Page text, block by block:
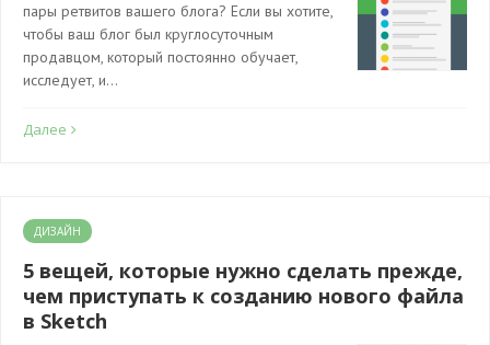
пары ретвитов вашего блога? Если вы хотите,
чтобы ваш блог был круглосуточным
продавцом, который постоянно обучает,
исследует, и…
Далее
ДИЗАЙН
5 вещей, которые нужно сделать прежде,
чем приступать к созданию нового файла
в Sketch